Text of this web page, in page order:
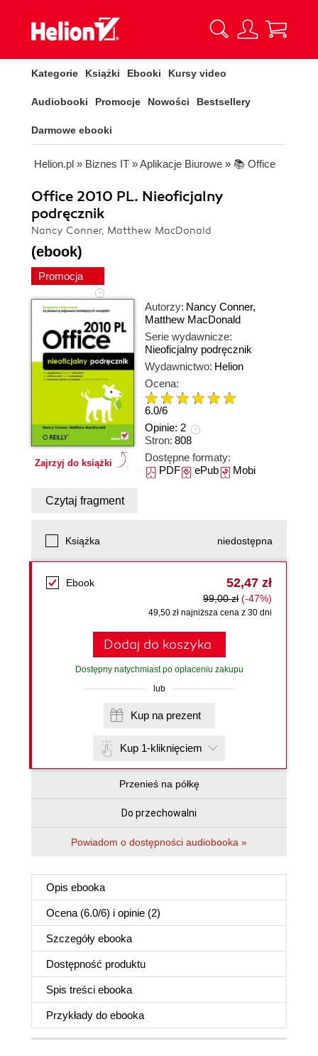
Kategorie Książki Ebooki Kursy video
Audiobooki Promocje Nowości Bestsellery
Darmowe ebooki
Helion.pl » Biznes IT »Aplikacje Biurowe » 📚 Office
Office 2010 PL. Nieoficjalny
podręcznik
Nancy Conner, Matthew MacDonald
(ebook)
Promocja
Zajrzyj do książki
Autorzy: Nancy Conner,
Matthew MacDonald
Serie wydawnicze:
Nieoficjalny podręcznik
Wydawnictwo: Helion
Ocena:
6.0/6
Opinie: 2
Stron: 808
Dostępne formaty:
PDFePubMobi
Czytaj fragment
Książka niedostępna
Ebook 52,47 zł
99,00 zł (-47%)
49,50 zł najniższa cena z 30 dni
Dodaj do koszyka
Dostępny natychmiast po opłaceniu zakupu
lub
Kup na prezent
Kup 1-kliknięciem
Przenieś na półkę
Do przechowalni
Powiadom o dostępności audiobooka »
Opis ebooka
Ocena (6.0/6) i opinie (2)
Szczegóły ebooka
Dostępność produktu
Spis treści ebooka
Przykłady do ebooka